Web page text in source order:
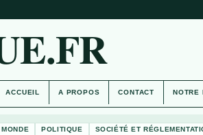
ACCUEIL A PROPOS CONTACT NOTRE
MONDE POLITIQUE SOCIÉTÉ ET